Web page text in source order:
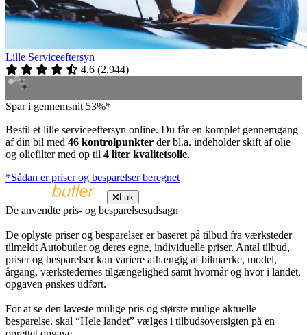
Lille Serviceeftersyn
4.6 (2.944)
Spar i gennemsnit 53%*
Bestil et lille serviceeftersyn online. Du får en komplet gennemgang
af din bil med 46 kontrolpunkter der bl.a. indeholder skift af olie
og oliefilter med op til 4 liter kvalitetsolie.
*Sådan er priser og besparelser beregnet
Luk
De anvendte pris- og besparelsesudsagn
De oplyste priser og besparelser er baseret på tilbud fra værksteder
tilmeldt Autobutler og deres egne, individuelle priser. Antal tilbud,
priser og besparelser kan variere afhængig af bilmærke, model,
årgang, værkstedernes tilgængelighed samt hvornår og hvor i landet,
opgaven ønskes udført.
For at se den laveste mulige pris og største mulige aktuelle
besparelse, skal “Hele landet” vælges i tilbudsoversigten på en